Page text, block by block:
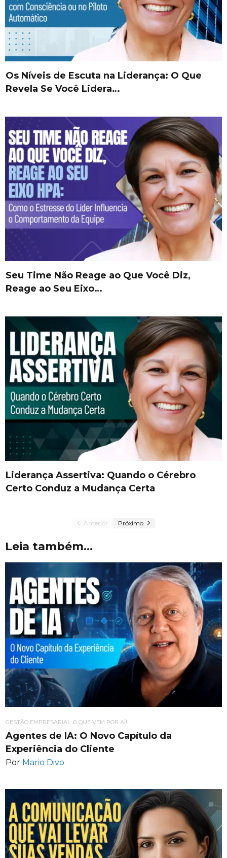
Os Níveis de Escuta na Liderança: O Que
Revela Se Você Lidera…
Seu Time Não Reage ao Que Você Diz,
Reage ao Seu Eixo…
Liderança Assertiva: Quando o Cérebro
Certo Conduz a Mudança Certa
Anterior Próximo
Leia também...
GESTÃO EMPRESARIAL: O QUE VEM POR AÍ!
Agentes de IA: O Novo Capítulo da
Experiência do Cliente
Por Mario Divo